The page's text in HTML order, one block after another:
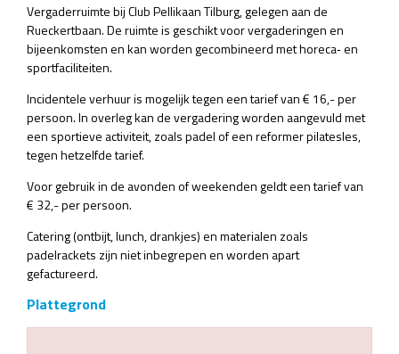
Vergaderruimte bij Club Pellikaan Tilburg, gelegen aan de
Rueckertbaan. De ruimte is geschikt voor vergaderingen en
bijeenkomsten en kan worden gecombineerd met horeca‑ en
sportfaciliteiten.
Incidentele verhuur is mogelijk tegen een tarief van € 16,- per
persoon. In overleg kan de vergadering worden aangevuld met
een sportieve activiteit, zoals padel of een reformer pilatesles,
tegen hetzelfde tarief.
Voor gebruik in de avonden of weekenden geldt een tarief van
€ 32,- per persoon.
Catering (ontbijt, lunch, drankjes) en materialen zoals
padelrackets zijn niet inbegrepen en worden apart
gefactureerd.
Plattegrond